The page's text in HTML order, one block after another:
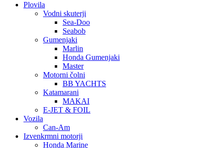
Plovila
Vodni skuterji
Sea-Doo
Seabob
Gumenjaki
Marlin
Honda Gumenjaki
Master
Motorni čolni
BB YACHTS
Katamarani
MAKAI
E-JET & FOIL
Vozila
Can-Am
Izvenkrmni motorji
Honda Marine